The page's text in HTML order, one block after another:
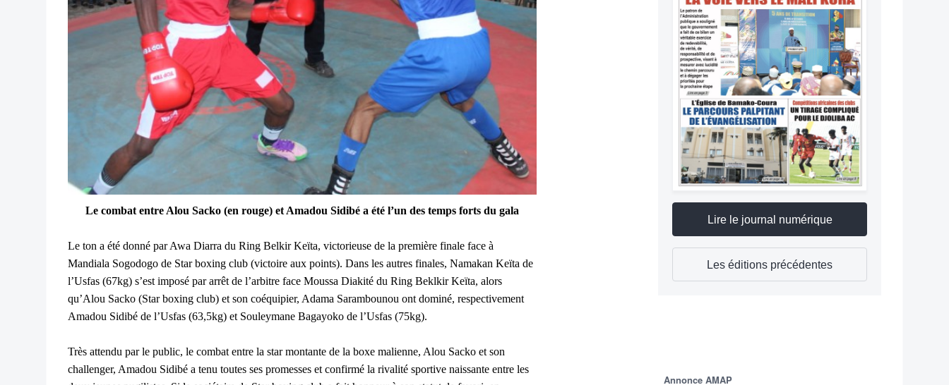
Le combat entre Alou Sacko (en rouge) et Amadou Sidibé a été l’un des temps forts du gala
Le ton a été donné par Awa Diarra du Ring Belkir Keïta, victorieuse de la première finale face à
Mandiala Sogodogo de Star boxing club (victoire aux points). Dans les autres finales, Namakan Keïta de
l’Usfas (67kg) s’est imposé par arrêt de l’arbitre face Moussa Diakité du Ring Beklkir Keïta, alors
qu’Alou Sacko (Star boxing club) et son coéquipier, Adama Sarambounou ont dominé, respectivement
Amadou Sidibé de l’Usfas (63,5kg) et Souleymane Bagayoko de l’Usfas (75kg).
Très attendu par le public, le combat entre la star montante de la boxe malienne, Alou Sacko et son
challenger, Amadou Sidibé a tenu toutes ses promesses et confirmé la rivalité sportive naissante entre les
Lire le journal numérique
Les éditions précédentes
Annonce AMAP